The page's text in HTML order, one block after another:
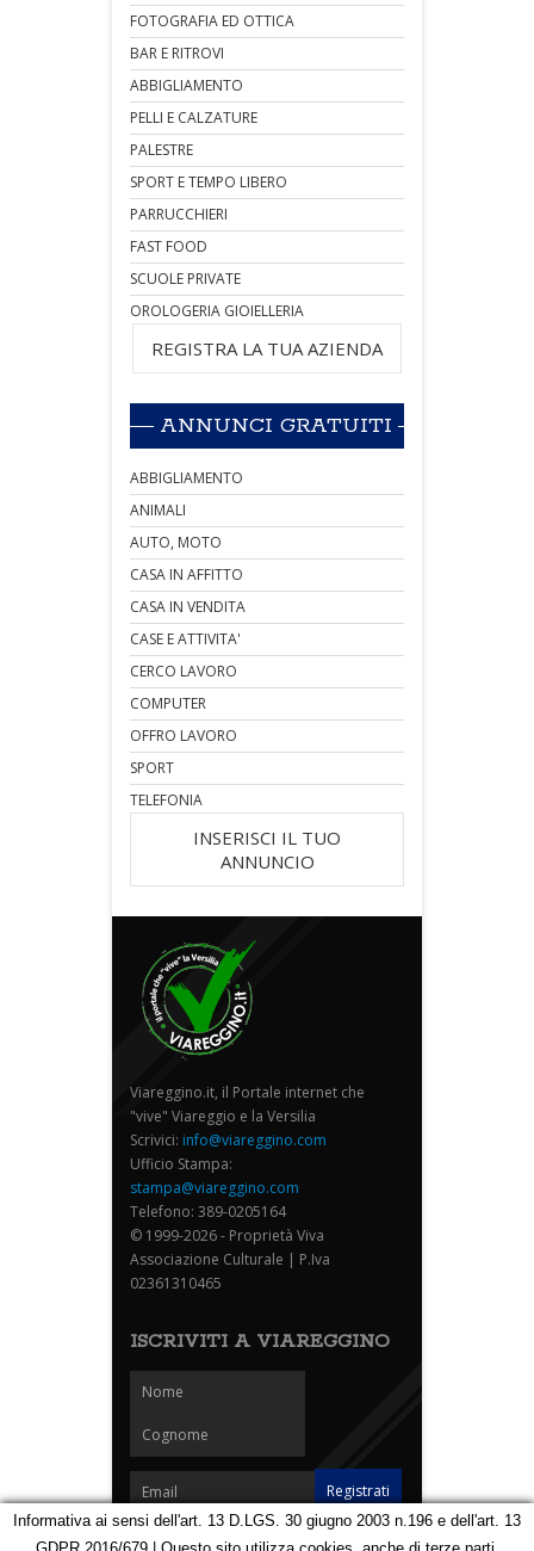
FOTOGRAFIA ED OTTICA
BAR E RITROVI
ABBIGLIAMENTO
PELLI E CALZATURE
PALESTRE
SPORT E TEMPO LIBERO
PARRUCCHIERI
FAST FOOD
SCUOLE PRIVATE
OROLOGERIA GIOIELLERIA
REGISTRA LA TUA AZIENDA
ANNUNCI GRATUITI
ABBIGLIAMENTO
ANIMALI
AUTO, MOTO
CASA IN AFFITTO
CASA IN VENDITA
CASE E ATTIVITA'
CERCO LAVORO
COMPUTER
OFFRO LAVORO
SPORT
TELEFONIA
INSERISCI IL TUO
ANNUNCIO
Viareggino.it, il Portale internet che
"vive" Viareggio e la Versilia
Scrivici: info@viareggino.com
Ufficio Stampa:
stampa@viareggino.com
Telefono: 389-0205164
© 1999-2026 - Proprietà Viva
Associazione Culturale | P.Iva
02361310465
ISCRIVITI A VIAREGGINO
Informativa ai sensi dell'art. 13 D.LGS. 30 giugno 2003 n.196 e dell'art. 13